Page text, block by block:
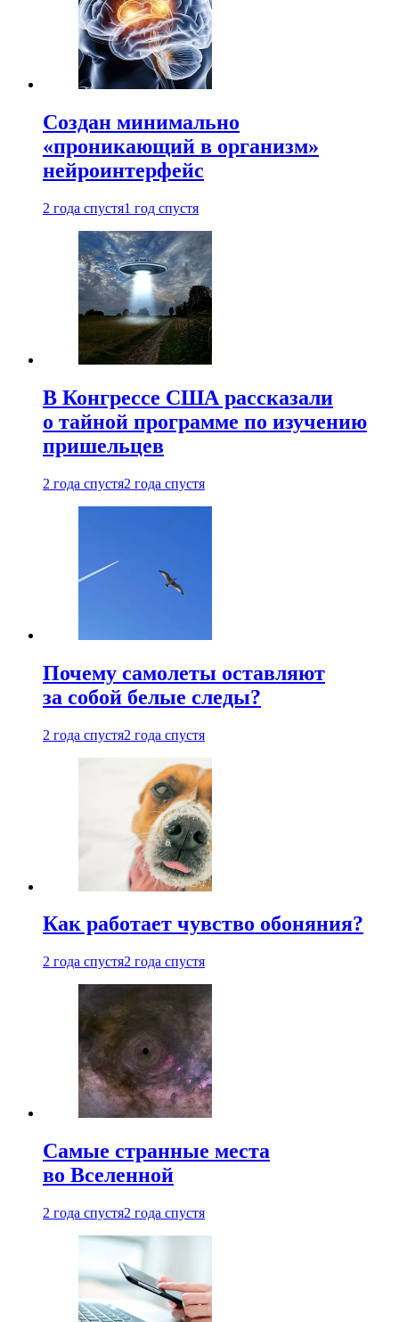
Создан минимально
«проникающий в организм»
нейроинтерфейс
2 года спустя1 год спустя
В Конгрессе США рассказали
о тайной программе по изучению
пришельцев
2 года спустя2 года спустя
Почему самолеты оставляют
за собой белые следы?
2 года спустя2 года спустя
Как работает чувство обоняния?
2 года спустя2 года спустя
Самые странные места
во Вселенной
2 года спустя2 года спустя